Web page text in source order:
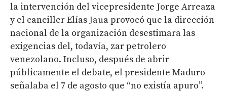
la intervención del vicepresidente Jorge Arreaza
y el canciller Elías Jaua provocó que la dirección
nacional de la organización desestimara las
exigencias del, todavía, zar petrolero
venezolano. Incluso, después de abrir
públicamente el debate, el presidente Maduro
señalaba el 7 de agosto que “no existía apuro”.